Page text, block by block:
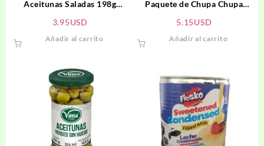
Aceitunas Saladas 198g
3.95USD
Añadir al carrito
Paquete de Chupa Chupa
5.15USD
Añadir al carrito